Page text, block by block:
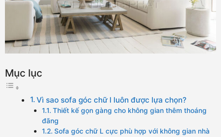
Mục lục
Vì sao sofa góc chữ l luôn được lựa chọn?
Thiết kế gọn gàng cho không gian thêm thoáng
đãng
Sofa góc chữ L cực phù hợp với không gian nhà